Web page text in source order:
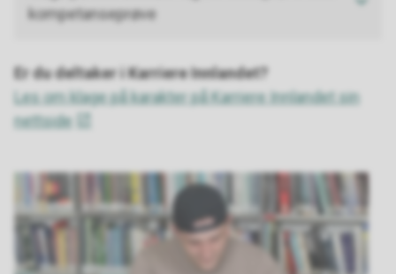
kompetanseprøve
Er du deltaker i Karriere Innlandet?
Les om klage på karakter på Karriere Innlandet sin
nettside